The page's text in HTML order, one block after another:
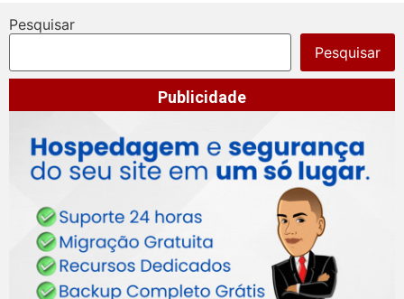
Pesquisar
Pesquisar
Publicidade